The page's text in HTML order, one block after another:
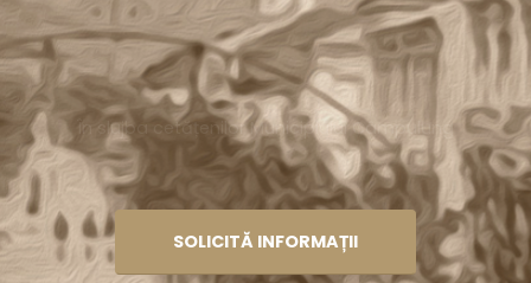
CÂMPULUNG
PRIMĂRIA MUNICIPIULUI
Î lu
SOLICITĂ INFORMAȚII